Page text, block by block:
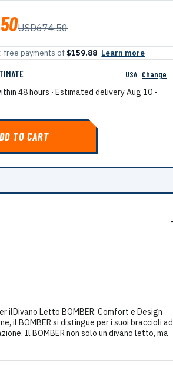
USD674.50
free payments of $159.88 Learn more
USA Change
48 hours · Estimated deliveryAug 10 -
TO CART
Letto BOMBER: Comfort e Design
il BOMBER si distingue per i suoi braccioli ad
Il BOMBER non solo un divano letto, ma